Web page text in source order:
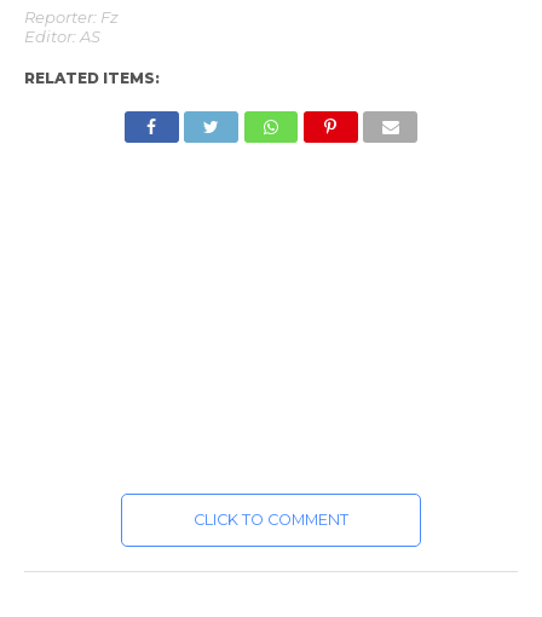
Reporter: Fz
Editor: AS
RELATED ITEMS:
CLICK TO COMMENT